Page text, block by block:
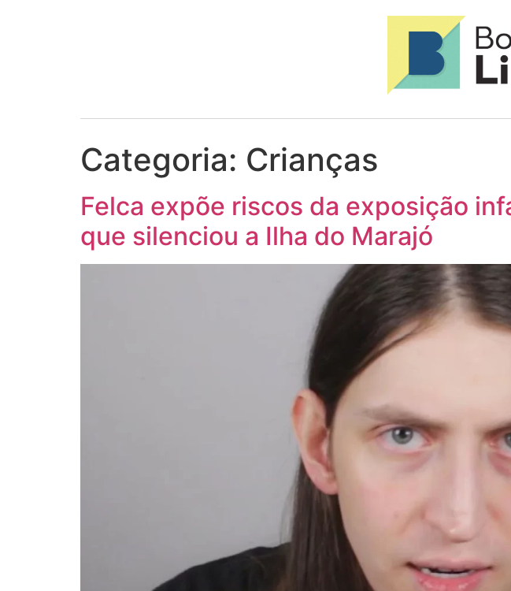
Categoria: Crianças
Felca expõe riscos da exposição
que silenciou a Ilha do Marajó